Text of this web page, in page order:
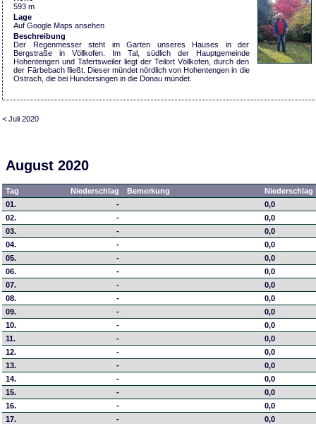
593 m
Lage
Auf Google Maps ansehen
Beschreibung
Der Regenmesser steht im Garten unseres Hauses in der
Bergstraße in Völlkofen. Im Tal, südlich der Hauptgemeinde
Hohentengen und Tafertsweiler liegt der Teilort Völlkofen, durch den
der Färbebach fließt. Dieser mündet nördlich von Hohentengen in die
Ostrach, die bei Hundersingen in die Donau mündet.
< Juli 2020
August 2020
Tag Niederschlag Bemerkung
01.
-
0,0
02.
-
0,0
03.
-
0,0
04.
-
0,0
05.
-
0,0
06.
-
0,0
07.
-
0,0
08.
-
0,0
09.
-
0,0
10.
-
0,0
11.
-
0,0
12.
-
0,0
13.
-
0,0
14.
-
0,0
15.
-
0,0
16.
-
0,0
17.
-
0,0